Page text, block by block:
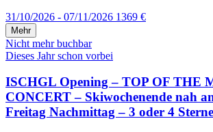
31/10/2026 - 07/11/2026 1369 €
Mehr
Nicht mehr buchbar
Dieses Jahr schon vorbei
ISCHGL Opening – TOP OF THE
CONCERT – Skiwochenende nah
Freitag Nachmittag – 3 oder 4